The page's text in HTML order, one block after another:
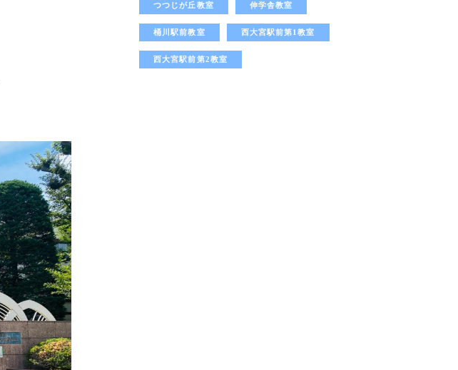
つつじが丘教室 伸学舎教室
桶川駅前教室 西大宮駅前第1教室
西大宮駅前第2教室